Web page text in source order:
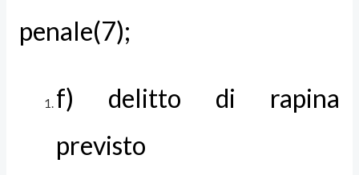
penale(7);
f) delitto di rapina
previsto